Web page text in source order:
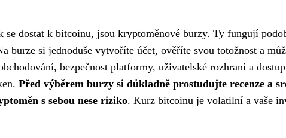
se dostat k bitcoinu, jsou kryptoměnové burzy. Ty fungují
burze si jednoduše vytvoříte účet, ověříte svou totožnost a
bezpečnost platformy, uživatelské rozhraní a
Před výběrem burzy si důkladně prostudujte recenze a
s sebou nese riziko. Kurz bitcoinu je volatilní a vaše